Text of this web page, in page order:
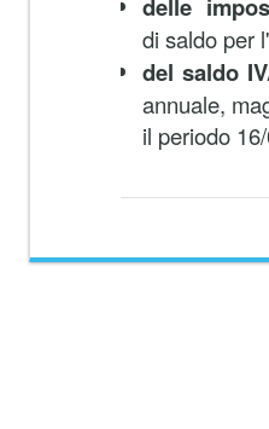
delle
di saldo per
del saldo
annuale,
il periodo